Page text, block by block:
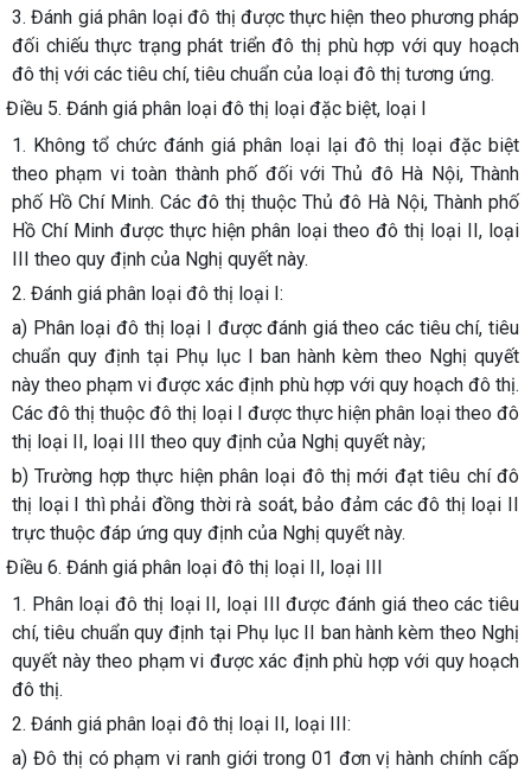
3. Đánh giá phân loại đô thị được thực hiện theo phương pháp
đối chiếu thực trạng phát triển đô thị phù hợp với quy hoạch
đô thị với các tiêu chí, tiêu chuẩn của loại đô thị tương ứng.
Điều 5. Đánh giá phân loại đô thị loại đặc biệt, loại I
1. Không tổ chức đánh giá phân loại lại đô thị loại đặc biệt
theo phạm vi toàn thành phố đối với Thủ đô Hà Nội, Thành
phố Hồ Chí Minh. Các đô thị thuộc Thủ đô Hà Nội, Thành phố
Hồ Chí Minh được thực hiện phân loại theo đô thị loại II, loại
III theo quy định của Nghị quyết này.
2. Đánh giá phân loại đô thị loại I:
a) Phân loại đô thị loại I được đánh giá theo các tiêu chí, tiêu
chuẩn quy định tại Phụ lục I ban hành kèm theo Nghị quyết
này theo phạm vi được xác định phù hợp với quy hoạch đô thị.
Các đô thị thuộc đô thị loại I được thực hiện phân loại theo đô
thị loại II, loại III theo quy định của Nghị quyết này;
b) Trường hợp thực hiện phân loại đô thị mới đạt tiêu chí đô
thị loại I thì phải đồng thời rà soát, bảo đảm các đô thị loại II
trực thuộc đáp ứng quy định của Nghị quyết này.
Điều 6. Đánh giá phân loại đô thị loại II, loại III
1. Phân loại đô thị loại II, loại III được đánh giá theo các tiêu
chí, tiêu chuẩn quy định tại Phụ lục II ban hành kèm theo Nghị
quyết này theo phạm vi được xác định phù hợp với quy hoạch
đô thị.
2. Đánh giá phân loại đô thị loại II, loại III:
a) Đô thị có phạm vi ranh giới trong 01 đơn vị hành chính cấp